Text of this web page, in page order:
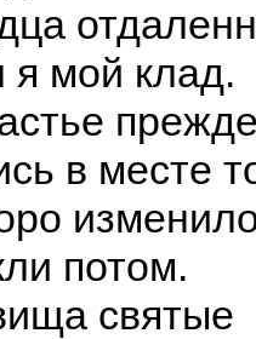
я мой клад.
в месте
потом.
святые